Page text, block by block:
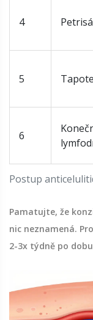
Postup
4
5
6
Pamatujte, že
nic neznamená.
2-3x týdně po